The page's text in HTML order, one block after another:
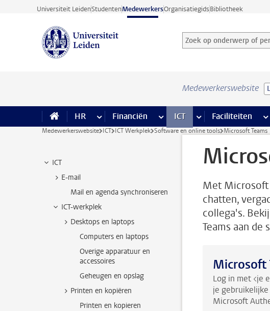
Ga direct naar de inhoud
Universiteit LeidenStudentenMedewerkersOrganisatiegidsBibliotheek
Zoek op onderwerp of
Zoekterm
Medewerkerswebsite
HR meer HR pagina’s
Financiën meer Financiën pagina’s
ICT meer ICT pagina’s
Faciliteiten
Medewerkerswebsite ICT ICT Werkplek Software en online tools Microsoft Teams
ICT
E-mail
Mail en agenda synchroniseren
ICT-werkplek
Desktops en laptops
Computers en laptops
Overige apparatuur en
accessoires
Geheugen en opslag
Printen en kopiëren
Printen en kopieren
Met Microsoft
chatten,
collega's.
Teams aan de
Microsoft
Log in met <je
je
Microsoft